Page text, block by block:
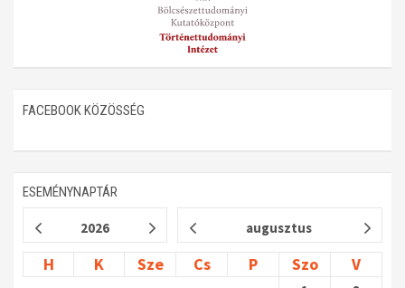
FACEBOOK KÖZÖSSÉG
ESEMÉNYNAPTÁR
2026 augusztus
H K Sze Cs P Szo V